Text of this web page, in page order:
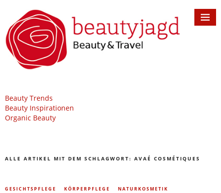
Beauty Trends
Beauty Inspirationen
Organic Beauty
ALLE ARTIKEL MIT DEM SCHLAGWORT: AVAÉ COSMÉTIQUES
GESICHTSPFLEGE KÖRPERPFLEGE NATURKOSMETIK